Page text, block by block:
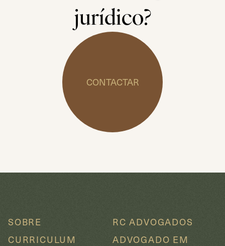
jurídico?
CONTACTAR
SOBRE
CURRICULUM
RC ADVOGADOS
ADVOGADO EM